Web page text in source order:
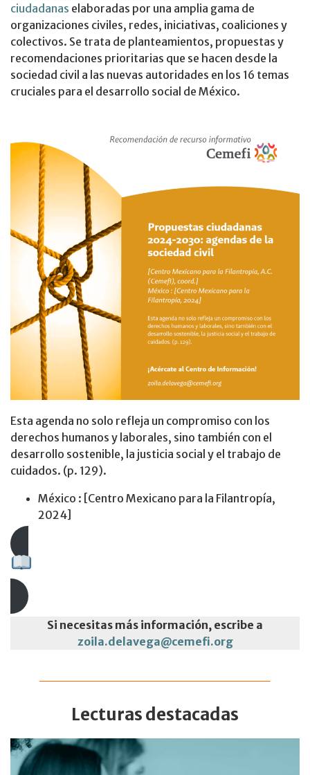
ciudadanas elaboradas por una amplia gama de
organizaciones civiles, redes, iniciativas, coaliciones y
colectivos. Se trata de planteamientos, propuestas y
recomendaciones prioritarias que se hacen desde la
sociedad civil a las nuevas autoridades en los 16 temas
cruciales para el desarrollo social de México.
Esta agenda no solo refleja un compromiso con los
derechos humanos y laborales, sino también con el
desarrollo sostenible, la justicia social y el trabajo de
cuidados. (p. 129).
México : [Centro Mexicano para la Filantropía,
2024]
Si necesitas más información, escribe a
zoila.delavega@cemefi.org
Lecturas destacadas